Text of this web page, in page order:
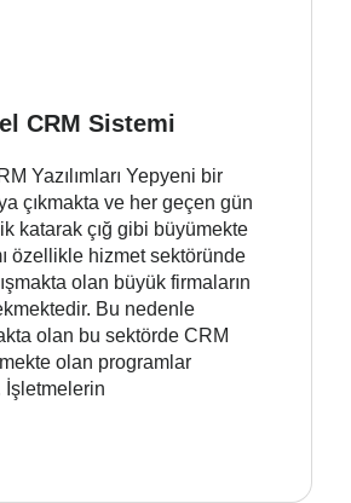
CRM Sistemi
Yazılımları Yepyeni bir
çıkmakta ve her geçen gün
katarak çığ gibi büyümekte
özellikle hizmet sektöründe
olan büyük firmaların
Bu nedenle
olan bu sektörde CRM
olan programlar
İşletmelerin